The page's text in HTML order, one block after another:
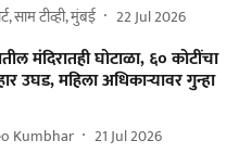
साम टीव्ही, मुंबई 22 Jul 2026
मंदिरातही घोटाळा, ६० कोटींचा
उघड, महिला अधिकाऱ्यावर गुन्हा
Kumbhar 21 Jul 2026